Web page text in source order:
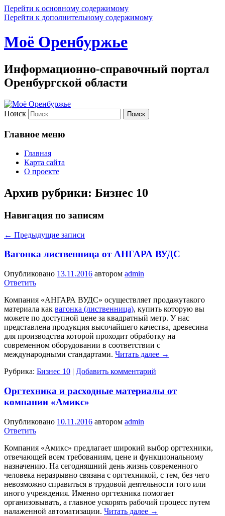
Перейти к основному содержимому
Перейти к дополнительному содержимому
Моё Оренбуржье
Информационно-справочный портал
Оренбургской области
Поиск
Главное меню
Главная
Карта сайта
О проекте
Архив рубрики: Бизнес 10
Навигация по записям
← Предыдущие записи
Вагонка лиственница от АНГАРА ВУДС
Опубликовано 13.11.2016 автором admin
Ответить
Компания «АНГАРА ВУДС» осуществляет продажутакого
материала как вагонка (лиственница), купить которую вы
можете по доступной цене за квадратный метр. У нас
представлена продукция высочайшего качества, древесина
для производства которой проходит обработку на
современном оборудовании в соответствии с
международными стандартами. Читать далее →
Рубрика: Бизнес 10 | Добавить комментарий
Оргтехника и расходные материалы от
компании «Амикс»
Опубликовано 10.11.2016 автором admin
Ответить
Компания «Амикс» предлагает широкий выбор оргтехники,
отвечающей всем требованиям, цене и функциональному
назначению. На сегодняшний день жизнь современного
человека неразрывно связана с оргтехникой, с тем, без чего
невозможно справиться в трудовой деятельности того или
иного учреждения. Именно оргтехника помогает
организовывать, а главное ускорять рабочий процесс путем
налаженной автоматизации. Читать далее →